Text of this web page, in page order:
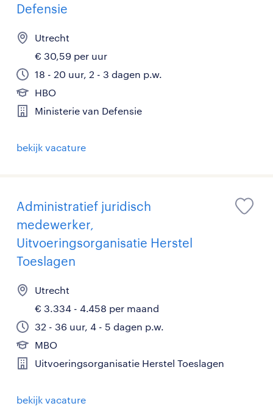
Defensie
Utrecht
€ 30,59 per uur
18 - 20 uur, 2 - 3 dagen p.w.
HBO
Ministerie van Defensie
bekijk vacature
Administratief juridisch
medewerker,
Uitvoeringsorganisatie Herstel
Toeslagen
Utrecht
€ 3.334 - 4.458 per maand
32 - 36 uur, 4 - 5 dagen p.w.
MBO
Uitvoeringsorganisatie Herstel Toeslagen
bekijk vacature